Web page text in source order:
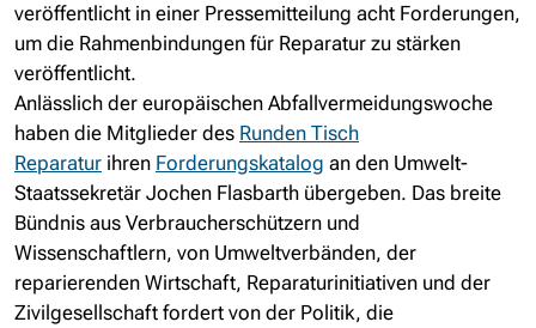
veröffentlicht in einer Pressemitteilung acht Forderungen,
um die Rahmenbindungen für Reparatur zu stärken
veröffentlicht.
Anlässlich der europäischen Abfallvermeidungswoche
haben die Mitglieder des Runden Tisch
Reparatur ihren Forderungskatalog an den Umwelt-
Staatssekretär Jochen Flasbarth übergeben. Das breite
Bündnis aus Verbraucherschützern und
Wissenschaftlern, von Umweltverbänden, der
reparierenden Wirtschaft, Reparaturinitiativen und der
Zivilgesellschaft fordert von der Politik, die